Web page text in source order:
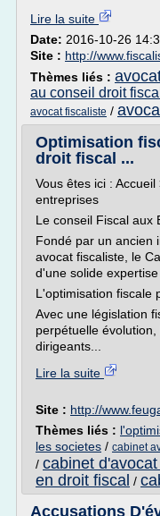
Lire la suite
Date: 2016-10-26
Site : http://
Thèmes liés :
au conseil droit fiscal
avocat fiscaliste /
Optimisation
droit fiscal ...
Vous êtes ici :
entreprises
Le conseil Fiscal aux
Fondé par un ancien
avocat fiscaliste, le
d'une solide
L'optimisation fiscale
Avec une législation
perpétuelle
dirigeants...
Lire la suite
Site : http://
Thèmes liés :
les societes / cabinet
/ cabinet d'avocat
en droit fiscal /
Accusations